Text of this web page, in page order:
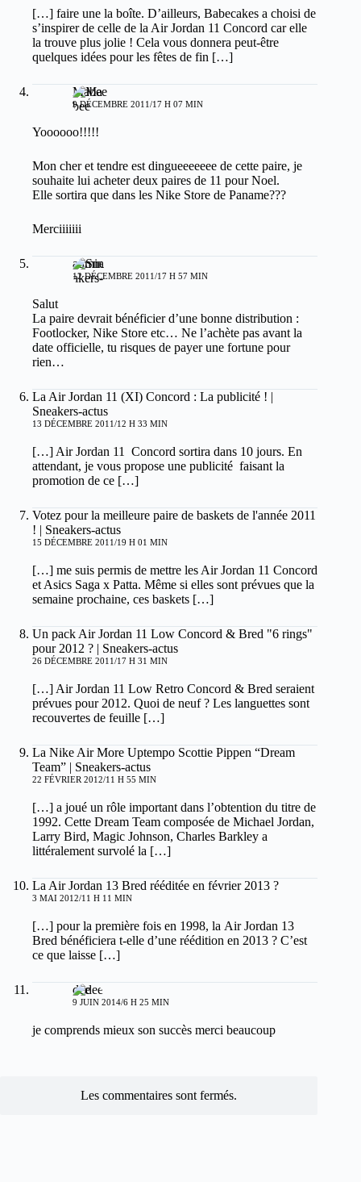
[…] faire une la boîte. D’ailleurs, Babecakes a choisi de
s’inspirer de celle de la Air Jordan 11 Concord car elle
la trouve plus jolie ! Cela vous donnera peut-être
quelques idées pour les fêtes de fin […]
Mabee
9 DÉCEMBRE 2011/17 H 07 MIN
Yoooooo!!!!!
Mon cher et tendre est dingueeeeeee de cette paire, je
souhaite lui acheter deux paires de 11 pour Noel.
Elle sortira que dans les Nike Store de Paname???
Merciiiiiii
admin
12 DÉCEMBRE 2011/17 H 57 MIN
Salut
La paire devrait bénéficier d’une bonne distribution :
Footlocker, Nike Store etc… Ne l’achète pas avant la
date officielle, tu risques de payer une fortune pour
rien…
La Air Jordan 11 (XI) Concord : La publicité ! |
Sneakers-actus
13 DÉCEMBRE 2011/12 H 33 MIN
[…] Air Jordan 11 Concord sortira dans 10 jours. En
attendant, je vous propose une publicité faisant la
promotion de ce […]
Votez pour la meilleure paire de baskets de l'année 2011
! | Sneakers-actus
15 DÉCEMBRE 2011/19 H 01 MIN
[…] me suis permis de mettre les Air Jordan 11 Concord
et Asics Saga x Patta. Même si elles sont prévues que la
semaine prochaine, ces baskets […]
Un pack Air Jordan 11 Low Concord & Bred "6 rings"
pour 2012 ? | Sneakers-actus
26 DÉCEMBRE 2011/17 H 31 MIN
[…] Air Jordan 11 Low Retro Concord & Bred seraient
prévues pour 2012. Quoi de neuf ? Les languettes sont
recouvertes de feuille […]
La Nike Air More Uptempo Scottie Pippen “Dream
Team” | Sneakers-actus
22 FÉVRIER 2012/11 H 55 MIN
[…] a joué un rôle important dans l’obtention du titre de
1992. Cette Dream Team composée de Michael Jordan,
Larry Bird, Magic Johnson, Charles Barkley a
littéralement survolé la […]
La Air Jordan 13 Bred rééditée en février 2013 ?
3 MAI 2012/11 H 11 MIN
[…] pour la première fois en 1998, la Air Jordan 13
Bred bénéficiera t-elle d’une réédition en 2013 ? C’est
ce que laisse […]
dee
9 JUIN 2014/6 H 25 MIN
je comprends mieux son succès merci beaucoup
Les commentaires sont fermés.